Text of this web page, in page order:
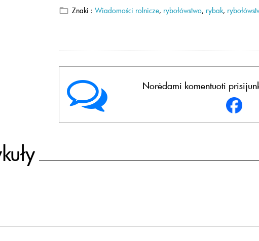
Znaki : Wiadomości rolnicze, rybołówstwo, rybak,
Norėdami komentuoti